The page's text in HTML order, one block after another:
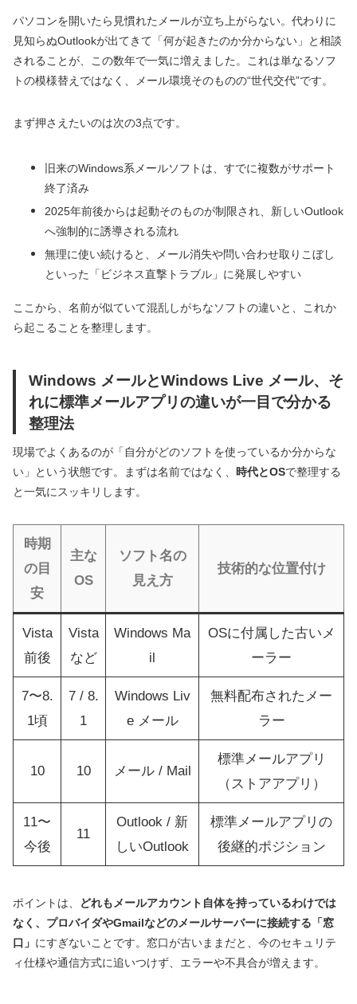
パソコンを開いたら見慣れたメールが立ち上がらない。代わりに
見知らぬOutlookが出てきて「何が起きたのか分からない」と相談
されることが、この数年で一気に増えました。これは単なるソフ
トの模様替えではなく、メール環境そのものの“世代交代”です。
まず押さえたいのは次の3点です。
旧来のWindows系メールソフトは、すでに複数がサポート
終了済み
2025年前後からは起動そのものが制限され、新しいOutlook
へ強制的に誘導される流れ
無理に使い続けると、メール消失や問い合わせ取りこぼし
といった「ビジネス直撃トラブル」に発展しやすい
ここから、名前が似ていて混乱しがちなソフトの違いと、これか
ら起こることを整理します。
Windows メールとWindows Live メール、そ
れに標準メールアプリの違いが一目で分かる
整理法
現場でよくあるのが「自分がどのソフトを使っているか分からな
い」という状態です。まずは名前ではなく、 時代とOSで整理する
と一気にスッキリします。
時期
の目
安
主な
OS
ソフト名の
見え方
技術的な位置付け
Vista
前後
Vista
など
Windows Ma
il
OSに付属した古いメ
ーラー
7〜8.
1頃
7 / 8.
1
Windows Liv
e メール
無料配布されたメー
ラー
10 10 メール / Mail
標準メールアプリ
（ストアアプリ）
11〜
今後
11
Outlook / 新
しいOutlook
標準メールアプリの
後継的ポジション
ポイントは、
どれもメールアカウント自体を持っているわけでは
なく、プロバイダやGmailなどのメールサーバーに接続する「窓
口」 にすぎないことです。窓口が古いままだと、今のセキュリテ
ィ仕様や通信方式に追いつけず、エラーや不具合が増えます。